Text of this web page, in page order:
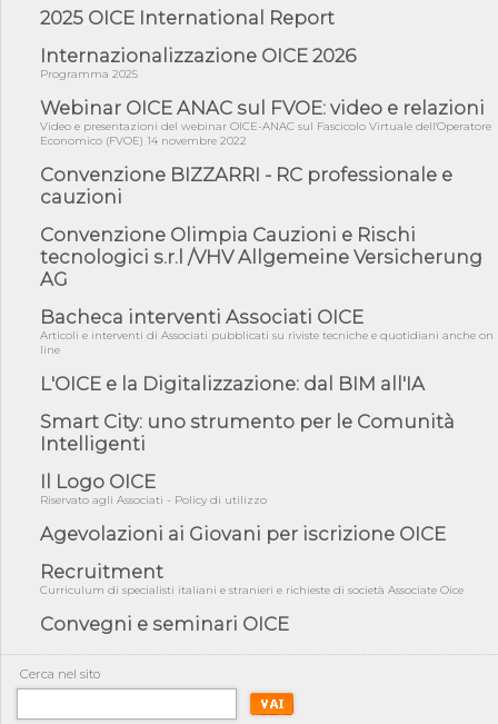
riqualificazione sism...
mate...
06/08/26 - DDL delegazione europea in Cdm per recepimento
norme UE in m...
05/08/26 - DL Infrastrutture e PNRR è legge: approvata oggi la
fiducia...
05/08/26 - Focus OICE sul DDL di riforma della responsabilità
amminist...
05/08/26 - Anac: pubblicata la Relazione illustrativa al Bando tipo
05/08/26 - SAVE THE DATE: Assemblea Pubblica Confindustria
Professioni ...
05/08/26 - Successo OICE per il bando della Città metropolitana
di Reg...
05/08/26 - Lettera OICE per il bando della Giunta Regionale della
Campa...
04/08/26 - DL PA: previste cancellazioni da elenchi professionisti
per ...
04/08/26 - International Sustainable Buildings Competition -
COP31, An...
04/08/26 - CdS, project financing: progetto di fattibilità da
impugnar...
04/08/26 - Rapporto Anac corruzione 2020-2026: procedimenti
04/08/26 - CdS: partecipazione alla gara non equivale ad
acquiescenza r...
2025 OICE International Report
Internazionalizzazione OICE 2026
Programma 2025
Webinar OICE ANAC sul FVOE: video e relazioni
Video e presentazioni del webinar OICE-ANAC sul Fascicolo Virtuale dell'Operatore
Economico (FVOE) 14 novembre 2022
Convenzione BIZZARRI - RC professionale e
cauzioni
Convenzione Olimpia Cauzioni e Rischi
tecnologici s.r.l /VHV Allgemeine Versicherung
AG
Bacheca interventi Associati OICE
Articoli e interventi di Associati pubblicati su riviste tecniche e quotidiani anche on
line
L'OICE e la Digitalizzazione: dal BIM all'IA
Smart City: uno strumento per le Comunità
Intelligenti
Il Logo OICE
Riservato agli Associati - Policy di utilizzo
Agevolazioni ai Giovani per iscrizione OICE
Recruitment
Curriculum di specialisti italiani e stranieri e richieste di società Associate Oice
Convegni e seminari OICE
Cerca nel sito